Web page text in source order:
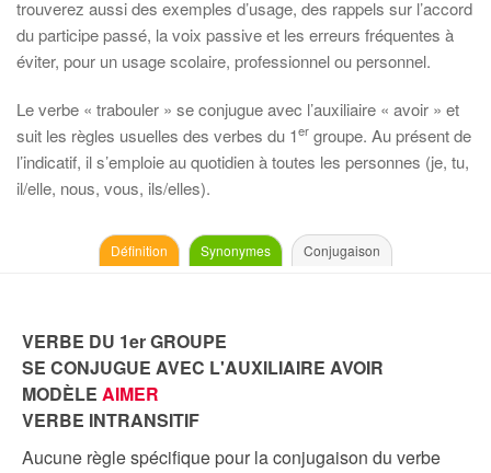
trouverez aussi des exemples d’usage, des rappels sur l’accord
du participe passé, la voix passive et les erreurs fréquentes à
éviter, pour un usage scolaire, professionnel ou personnel.
Le verbe « trabouler » se conjugue avec l’auxiliaire « avoir » et
suit les règles usuelles des verbes du 1er groupe. Au présent de
l’indicatif, il s’emploie au quotidien à toutes les personnes (je, tu,
il/elle, nous, vous, ils/elles).
Définition Synonymes Conjugaison
VERBE DU 1er GROUPE
SE CONJUGUE AVEC L'AUXILIAIRE AVOIR
MODÈLE AIMER
VERBE INTRANSITIF
Aucune règle spécifique pour la conjugaison du verbe